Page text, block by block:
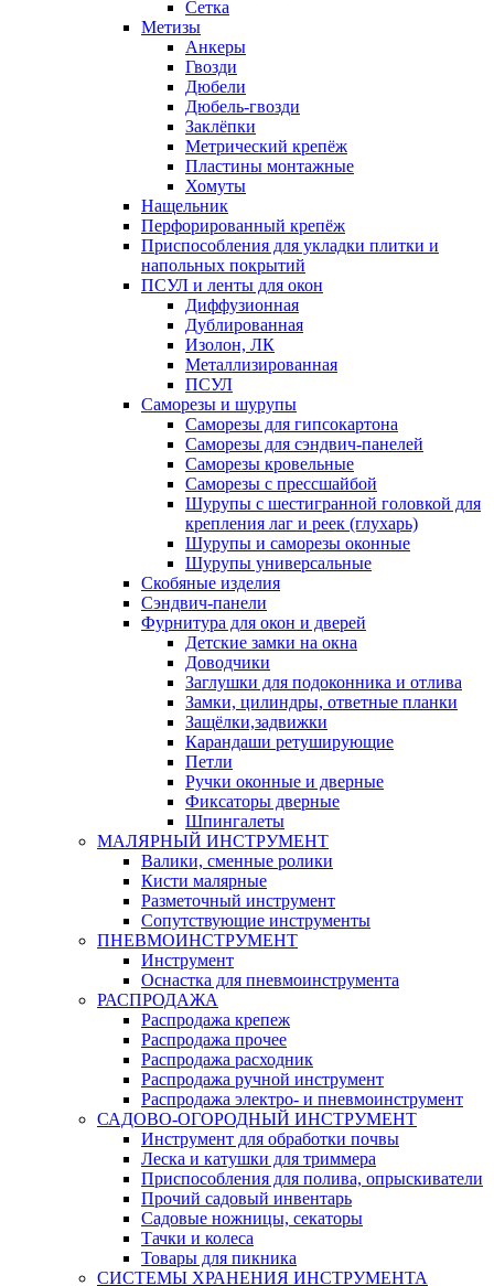
Сетка
Метизы
Анкеры
Гвозди
Дюбели
Дюбель-гвозди
Заклёпки
Метрический крепёж
Пластины монтажные
Хомуты
Нащельник
Перфорированный крепёж
Приспособления для укладки плитки и
напольных покрытий
ПСУЛ и ленты для окон
Диффузионная
Дублированная
Изолон, ЛК
Металлизированная
ПСУЛ
Саморезы и шурупы
Саморезы для гипсокартона
Саморезы для сэндвич-панелей
Саморезы кровельные
Саморезы с прессшайбой
Шурупы с шестигранной головкой для
крепления лаг и реек (глухарь)
Шурупы и саморезы оконные
Шурупы универсальные
Скобяные изделия
Сэндвич-панели
Фурнитура для окон и дверей
Детские замки на окна
Доводчики
Заглушки для подоконника и отлива
Замки, цилиндры, ответные планки
Защёлки,задвижки
Карандаши ретуширующие
Петли
Ручки оконные и дверные
Фиксаторы дверные
Шпингалеты
МАЛЯРНЫЙ ИНСТРУМЕНТ
Валики, сменные ролики
Кисти малярные
Разметочный инструмент
Сопутствующие инструменты
ПНЕВМОИНСТРУМЕНТ
Инструмент
Оснастка для пневмоинструмента
РАСПРОДАЖА
Распродажа крепеж
Распродажа прочее
Распродажа расходник
Распродажа ручной инструмент
Распродажа электро- и пневмоинструмент
САДОВО-ОГОРОДНЫЙ ИНСТРУМЕНТ
Инструмент для обработки почвы
Леска и катушки для триммера
Приспособления для полива, опрыскиватели
Прочий садовый инвентарь
Садовые ножницы, секаторы
Тачки и колеса
Товары для пикника
СИСТЕМЫ ХРАНЕНИЯ ИНСТРУМЕНТА